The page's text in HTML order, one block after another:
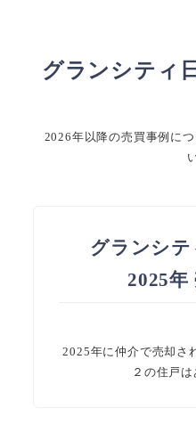
グランシティ
2026年以降の売買事例に
グランシテ
2025年
2025年に仲介で売却さ
２の住戸は